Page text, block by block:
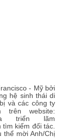
- Mỹ bởi
hệ sinh thái di
và các công ty
website:
triển lãm
kiếm đối tác.
thể mời Anh/Chị